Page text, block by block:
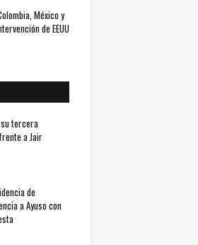
México y
de EEUU
tercera
a Jair
de
a Ayuso con